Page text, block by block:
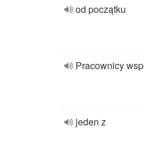
od początku
Pracownicy
jeden z